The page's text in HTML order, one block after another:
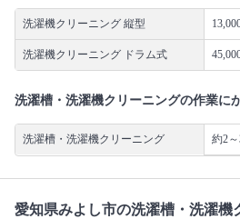
洗濯機クリーニング 縦型
洗濯機クリーニング ドラム式
洗濯槽・洗濯機クリーニングの作業に
洗濯槽・洗濯機クリーニング 約2
愛知県みよし市の洗濯槽・洗濯機